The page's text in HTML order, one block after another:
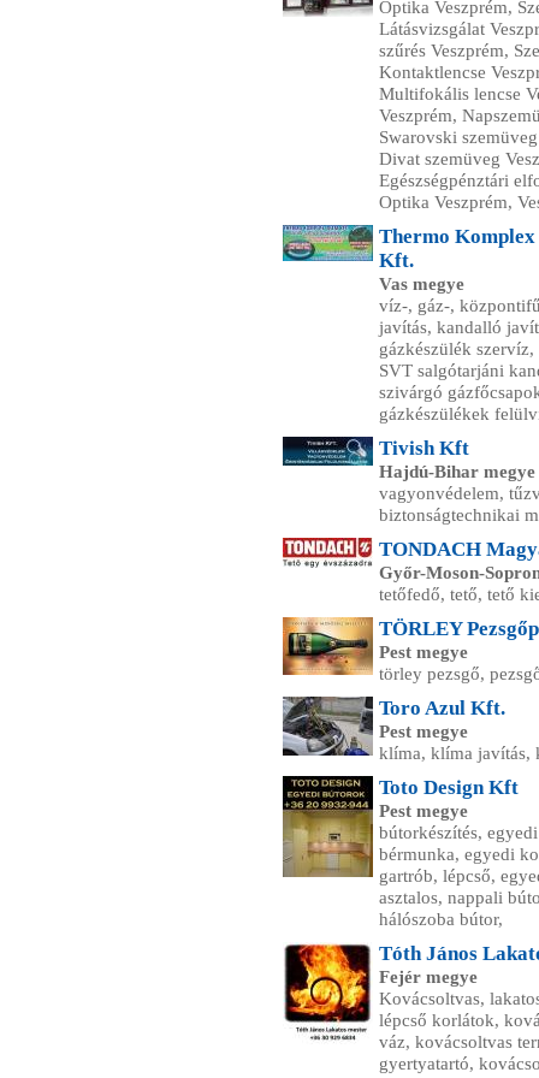
Optika Veszprém,
Látásvizsgálat
szűrés Veszprém,
Kontaktlencse
Multifokális lencse
Veszprém,
Swarovski
Divat szemüveg
Egészségpénztári
Optika Veszprém,
Thermo
Kft.
Vas megye
víz-, gáz-,
javítás, kandalló
gázkészülék
SVT salgótarjáni
szivárgó
gázkészülékek
Tivish Kft
Hajdú-Bihar megye
vagyonvédelem,
biztonságtechnikai
TONDACH
Győr-Moson-
tetőfedő, tető, tető
TÖRLEY
Pest megye
törley pezsgő,
Toro Azul Kft.
Pest megye
klíma, klíma javítás,
Toto Design Kft
Pest megye
bútorkészítés,
bérmunka, egyedi
gartrób, lépcső,
asztalos, nappali
hálószoba bútor,
Tóth János
Fejér megye
Kovácsoltvas,
lépcső korlátok,
váz, kovácsoltvas
gyertyatartó,